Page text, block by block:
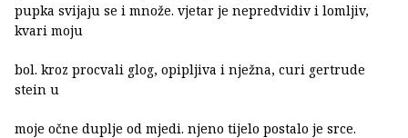
pupka svijaju se i množe. vjetar je nepredvidiv i lomljiv,
kvari moju
bol. kroz procvali glog, opipljiva i nježna, curi gertrude
stein u
moje očne duplje od mjedi. njeno tijelo postalo je srce.